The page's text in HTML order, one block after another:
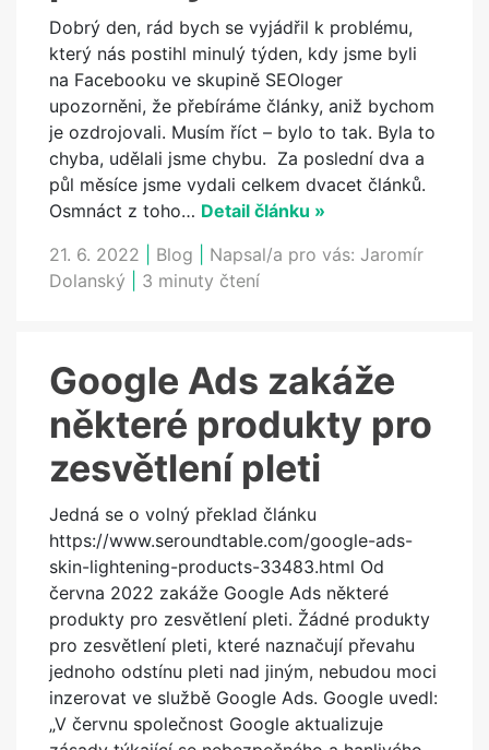
Dobrý den, rád bych se vyjádřil k problému,
který nás postihl minulý týden, kdy jsme byli
na Facebooku ve skupině SEOloger
upozorněni, že přebíráme články, aniž bychom
je ozdrojovali. Musím říct – bylo to tak. Byla to
chyba, udělali jsme chybu. Za poslední dva a
půl měsíce jsme vydali celkem dvacet článků.
Osmnáct z toho… Detail článku »
21. 6. 2022
Blog Napsal/a pro vás: Jaromír
Dolanský
3 minuty čtení
Google Ads zakáže
některé produkty pro
zesvětlení pleti
Jedná se o volný překlad článku
https://www.seroundtable.com/google-ads-
skin-lightening-products-33483.html Od
června 2022 zakáže Google Ads některé
produkty pro zesvětlení pleti. Žádné produkty
pro zesvětlení pleti, které naznačují převahu
jednoho odstínu pleti nad jiným, nebudou moci
inzerovat ve službě Google Ads. Google uvedl:
„V červnu společnost Google aktualizuje